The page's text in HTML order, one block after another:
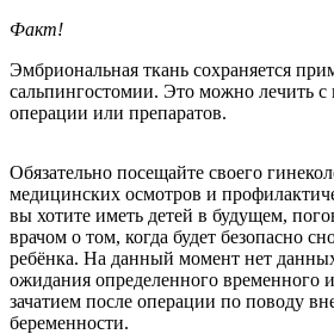
Факт!
Эмбриональная ткань сохраняется
сальпингостомии. Это можно лечить
операции или препаратов.
Обязательно посещайте своего
медицинских осмотров и
вы хотите иметь детей в будущем,
врачом о том, когда будет безопасно
ребёнка. На данный момент нет
ожидания определенного временного
зачатием после операции по поводу
беременности.